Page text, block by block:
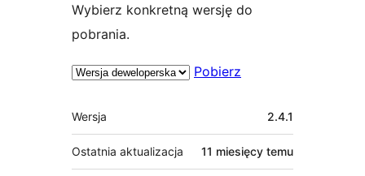
Wybierz konkretną wersję do
pobrania.
Pobierz
Meta
Wersja 2.4.1
Ostatnia aktualizacja 11 miesięcy temu